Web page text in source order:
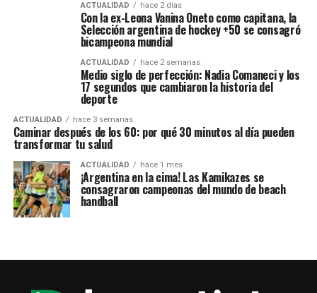
ACTUALIDAD hace 2 días
Con la ex-Leona Vanina Oneto como capitana, la
Selección argentina de hockey +50 se consagró
bicampeona mundial
ACTUALIDAD hace 2 semanas
Medio siglo de perfección: Nadia Comaneci y los
17 segundos que cambiaron la historia del
deporte
ACTUALIDAD hace 3 semanas
Caminar después de los 60: por qué 30 minutos al día pueden
transformar tu salud
ACTUALIDAD hace 1 mes
¡Argentina en la cima! Las Kamikazes se
consagraron campeonas del mundo de beach
handball